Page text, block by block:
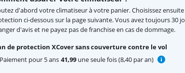
d'abord votre climatiseur à votre panier. Choisissez ensuite
ci-dessous sur la page suivante. Vous avez toujours 30
d'avis et ne payez pas de franchise en cas de dommage.
de protection XCover sans couverture contre le vol
Paiement pour 5 ans 41,99une seule fois (8,40 par an)